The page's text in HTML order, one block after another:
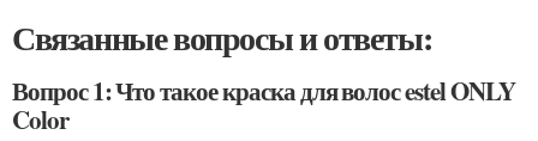
Связанные вопросы и ответы:
Вопрос 1: Что такое краска для волос estel ONLY
Color